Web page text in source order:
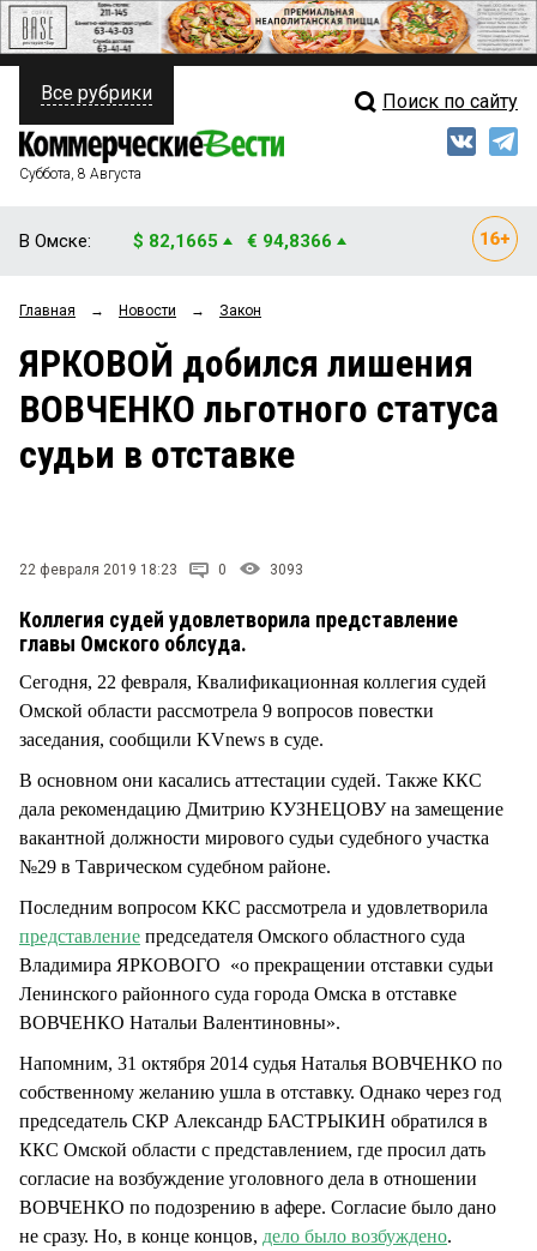
ПОЛИТИКА
ФИНАНСЫ
ОБЩЕСТВО
ЗАКОН
Свежий выпуск
Рейтинги
Блоги
Все рубрики Поиск по сайту
Суббота, 8 Августа
В Омске: $ 82,1665 € 94,8366
Главная → Новости → Закон
ЯРКОВОЙ добился лишения
ВОВЧЕНКО льготного статуса
судьи в отставке
22 февраля 2019 18:23 0 3093
Коллегия судей удовлетворила представление
главы Омского облсуда.
Сегодня, 22 февраля, Квалификационная коллегия судей
Омской области рассмотрела 9 вопросов повестки
заседания, сообщили KVnews в суде.
В основном они касались аттестации судей. Также ККС
дала рекомендацию Дмитрию КУЗНЕЦОВУ на замещение
вакантной должности мирового судьи судебного участка
№29 в Таврическом судебном районе.
Последним вопросом ККС рассмотрела и удовлетворила
представление председателя Омского областного суда
Владимира ЯРКОВОГО «о прекращении отставки судьи
Ленинского районного суда города Омска в отставке
ВОВЧЕНКО Натальи Валентиновны».
Напомним, 31 октября 2014 судья Наталья ВОВЧЕНКО по
собственному желанию ушла в отставку. Однако через год
председатель СКР Александр БАСТРЫКИН обратился в
ККС Омской области с представлением, где просил дать
согласие на возбуждение уголовного дела в отношении
ВОВЧЕНКО по подозрению в афере. Согласие было дано
не сразу. Но, в конце концов, дело было возбуждено.